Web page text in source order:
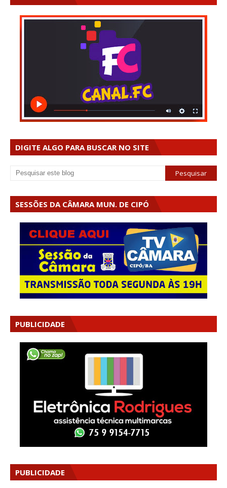
DIGITE ALGO PARA BUSCAR NO SITE
SESSÕES DA CÂMARA MUN. DE CIPÓ
PUBLICIDADE
PUBLICIDADE